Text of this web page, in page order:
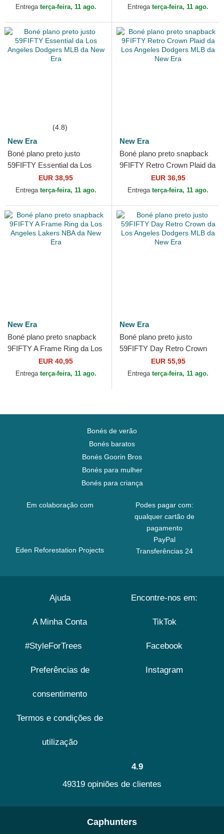
New Era
Entrega terça-feira, 11 ago.
Dodgers MLB da New Era
Entrega terça-feira, 11 ago.
(4.8)
New Era
Boné plano preto justo
59FIFTY Essential da Los
Angeles Dodgers MLB da
New Era
EUR 38,95
Entrega terça-feira, 11 ago.
New Era
Boné plano preto snapback
9FIFTY Retro Crown Plaid da
Los Angeles Dodgers MLB
da New Era
EUR 36,95
Entrega terça-feira, 11 ago.
New Era
Boné plano preto snapback
9FIFTY A Frame Ring da Los
Angeles Lakers NBA da New
Era
EUR 40,95
Entrega terça-feira, 11 ago.
New Era
Boné plano preto justo
59FIFTY Day Retro Crown
da Los Angeles Dodgers
MLB da New Era
EUR 55,95
Entrega terça-feira, 11 ago.
Bonés de verão
Bonés baratos
Bonés Goorin Bros
Bonés para mulher
Bonés para criança
Em colaboração com
Eden Reforestation Projects
Podes pagar com:
qualquer cartão de
pagamento
PayPal
Transferências 24
Ajuda
A Minha Conta
#StyleForTrees
Preferências de
consentimento
Termos e condições de
utilização
Encontre-nos em:
TikTok
Facebook
Instagram
4.9
49319 opiniões de clientes
Caphunters